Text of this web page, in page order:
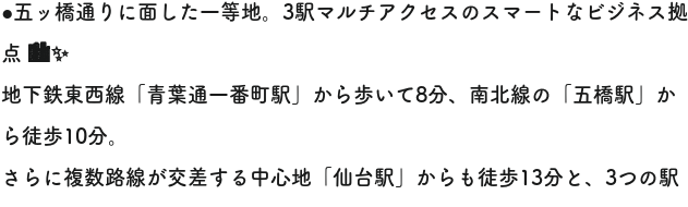
●五ッ橋通りに面した一等地。3駅マルチアクセスのスマートなビジネス拠
点 🏙️✨
地下鉄東西線「青葉通一番町駅」から歩いて8分、南北線の「五橋駅」か
ら徒歩10分。
さらに複数路線が交差する中心地「仙台駅」からも徒歩13分と、3つの駅